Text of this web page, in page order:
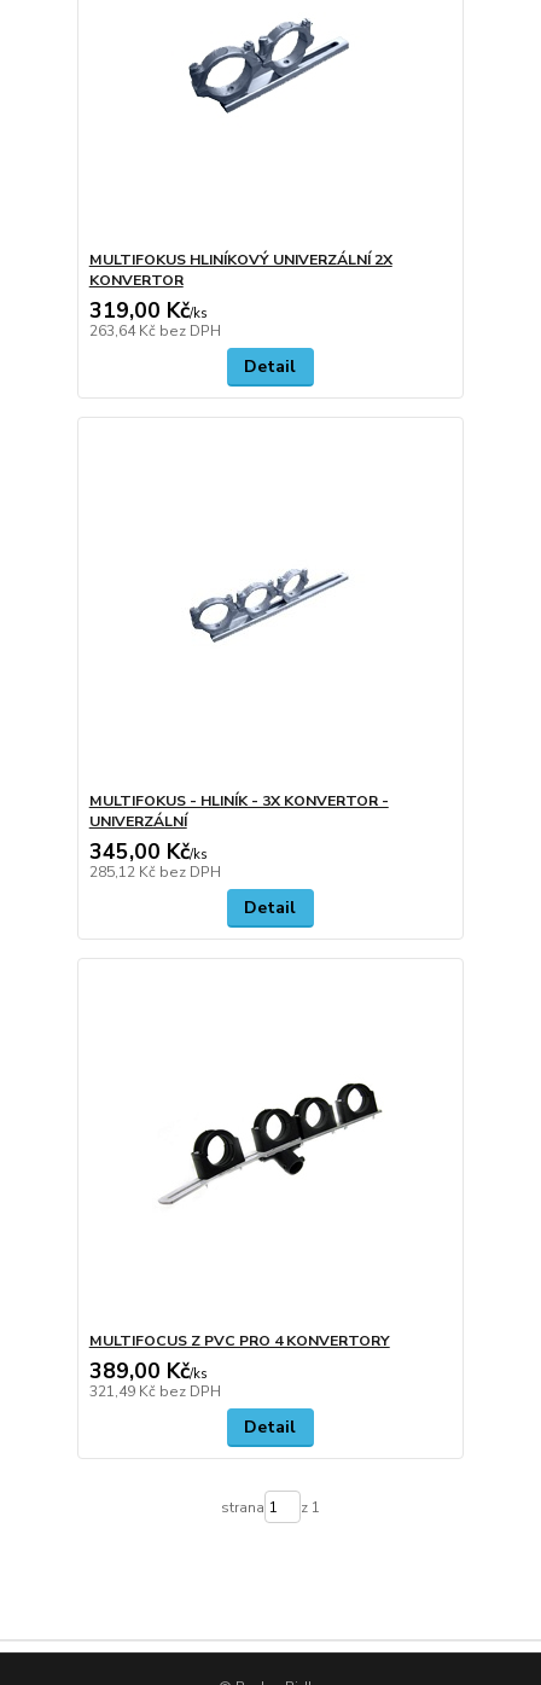
MULTIFOKUS HLINÍKOVÝ UNIVERZÁLNÍ 2X
KONVERTOR
319,00 Kč/ks
263,64 Kč bez DPH
Detail
MULTIFOKUS - HLINÍK - 3X KONVERTOR -
UNIVERZÁLNÍ
345,00 Kč/ks
285,12 Kč bez DPH
Detail
MULTIFOCUS Z PVC PRO 4 KONVERTORY
389,00 Kč/ks
321,49 Kč bez DPH
Detail
strana z 1